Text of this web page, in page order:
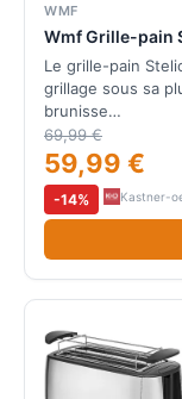
WMF
Wmf Grille-pain
Le grille-pain
grillage sous sa
brunisse…
69,99 €
59,99 €
-14% Kastner-